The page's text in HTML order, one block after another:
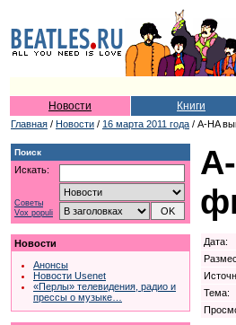
Новости Книги
Главная / Новости / 16 марта 2011 года / A-HA
Поиск
Искать:
Советы
Vox populi
Новости
Анонсы
Новости Usenet
«Перлы» телевидения, радио и
прессы о музыке…
Дата:
Тема: